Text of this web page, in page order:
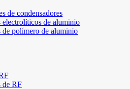
de condensadores
electrolíticos de aluminio
de polímero de aluminio
de RF